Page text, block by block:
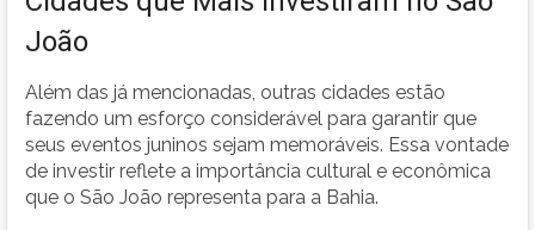
João
Além das já mencionadas, outras cidades estão
fazendo um esforço considerável para garantir que
seus eventos juninos sejam memoráveis. Essa vontade
de investir reflete a importância cultural e econômica
que o São João representa para a Bahia.